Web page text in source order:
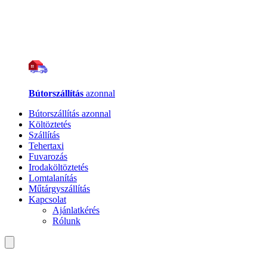
Bútorszállítás azonnal
Bútorszállítás azonnal
Költöztetés
Szállítás
Tehertaxi
Fuvarozás
Irodaköltöztetés
Lomtalanítás
Műtárgyszállítás
Kapcsolat
Ajánlatkérés
Rólunk